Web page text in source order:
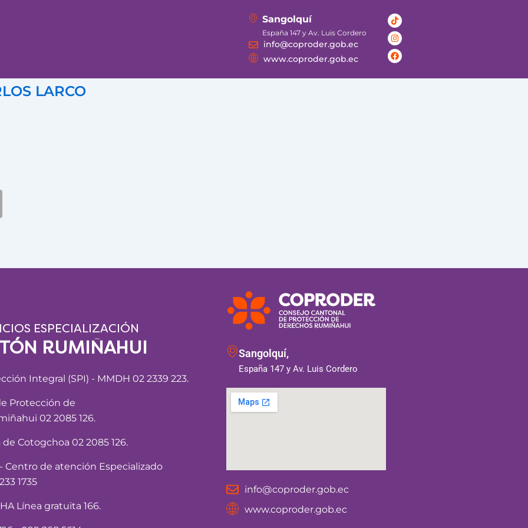
Sangolquí
España 147 y Av. Luis Cordero
info@coproder.gob.ec
www.coproder.gob.ec
Tiktok
Instagram
Facebook
LARCO
ESPECIALIZACIÓN
RUMIÑAHUI
Integral (SPI) - MMDH 02 2339 223.
Protección de
02 2085 126.
Cotogchoa 02 2085 126.
Centro de atención Especializado
1735
Línea gratuita 166.
Sangolquí,
España 147 y Av. Luis Cordero
info@coproder.gob.ec
www.coproder.gob.ec